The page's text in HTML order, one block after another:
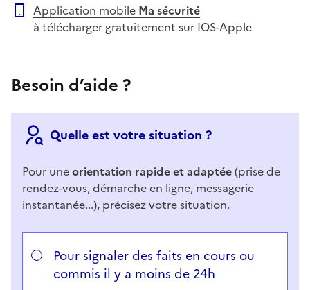
Application mobile Ma sécurité
à télécharger gratuitement sur IOS-Apple
Besoin d’aide ?
Quelle est votre situation ?
Pour uneorientation rapide et adaptée(prise de
rendez-vous, démarche en ligne, messagerie
instantanée...), précisez votre situation.
Répondez aux questions successives et les réponses
Vous avez choisi
Pour signaler des faits en cours ou
commis il y a moins de 24h